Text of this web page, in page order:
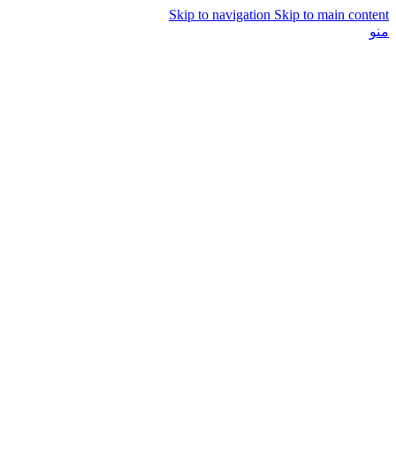
Skip to navigation Skip to main content
منو